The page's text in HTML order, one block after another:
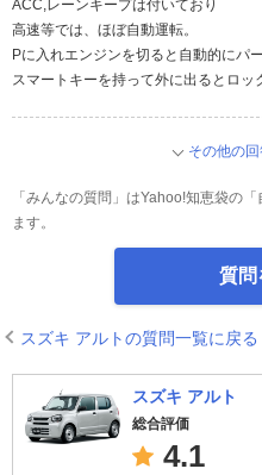
ACC,レーンキープは付いており
高速等では、ほぼ自動運転。
Pに入れエンジンを切ると自動的にパ
スマートキーを持って外に出るとロッ
その他の
「みんなの質問」はYahoo!知恵袋の
ます。
質問
スズキ アルトの質問一覧に戻る
スズキ アルト
総合評価
4.1